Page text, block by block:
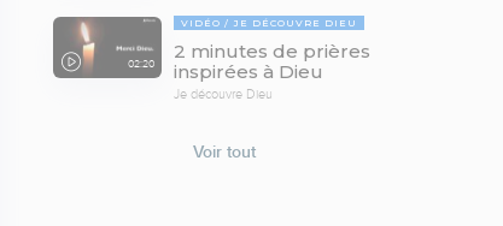
02:20
VIDÉO JE DÉCOUVRE DIEU
2 minutes de prières
inspirées à Dieu
Je découvre Dieu
Voir tout